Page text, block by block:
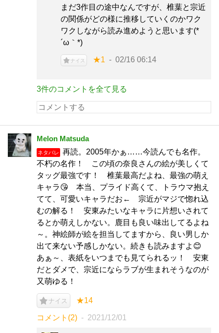
まだ3作目の途中なんですが、椎葉と宗近
の関係がどの様に推移していくのかワク
ワクしながら読み進めようと思います(*
´ω｀*)
ナイス ★1 02/16 06:14
3件のコメントを全て見る
Melon Matsuda
ネタバレ
再読。2005年かぁ……今読んでも名作。
不朽の名作！ この頃の奈良さんの絵が美しくて
タッグ最強です！ 椎葉最高だよね、最強の萌え
キャラ😘 本当、プライド高くて、トラウマ抱え
てて、可愛いキャラだお← 宗近がマジで惚れ込
むの解る！ 安東みたいなキャラに片想いされて
るとか萌えしかない。鹿目も良い味出してるよね
～。神絵師が絵を担当してますから、良い男しか
出て来ない予感しかない。続きも読みますよ😊
あぁ～、表紙をいつまでも見てられるッ！ 安東
だとダメで、宗近にならラブが生まれそうなのが
又萌ゆる！
ナイス ★14
コメント(2) 2021/12/01